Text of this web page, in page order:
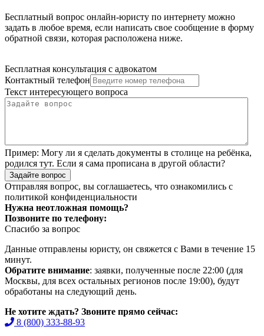
Бесплатный вопрос онлайн-юристу по интернету можно
задать в любое время, если написать свое сообщение в форму
обратной связи, которая расположена ниже.
Бесплатная консультация с адвокатом
Контактный телефон
Текст интересующего вопроса
Пример: Могу ли я сделать документы в столице на ребёнка,
родился тут. Если я сама прописана в другой области?
Задайте вопрос
Отправляя вопрос, вы соглашаетесь, что ознакомились с
политикой конфиденциальности
Нужна неотложная помощь?
Позвоните по телефону:
Спасибо за вопрос
Данные отправлены юристу, он свяжется с Вами в течение 15
минут.
Обратите внимание: заявки, полученные после 22:00 (для
Москвы, для всех остальных регионов после 19:00), будут
обработаны на следующий день.
Не хотите ждать? Звоните прямо сейчас:
8 (800) 333-88-93